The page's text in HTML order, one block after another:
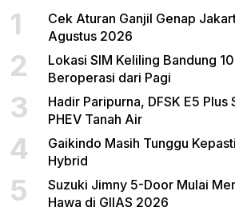
1
Cek Aturan Ganjil Genap
Agustus 2026
2
Lokasi SIM Keliling Bandung
Beroperasi dari Pagi
3
Hadir Paripurna, DFSK E5 Plus
PHEV Tanah Air
4
Gaikindo Masih Tunggu
Hybrid
5
Suzuki Jimny 5-Door Mulai
Hawa di GIIAS 2026